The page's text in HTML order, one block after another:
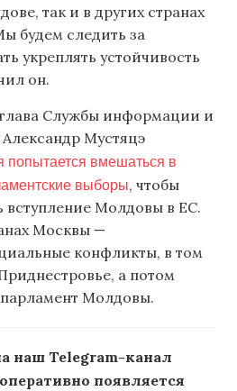
так и в других странах
будем следить за
укреплять устойчивость
он.
Службы информации и
Мустяцэ
попытается вмешаться в
выборы, чтобы
вступление Молдовы в ЕС.
Москвы —
конфликты, в том
а потом
парламент Молдовы.
наш Telegram-канал
появляется